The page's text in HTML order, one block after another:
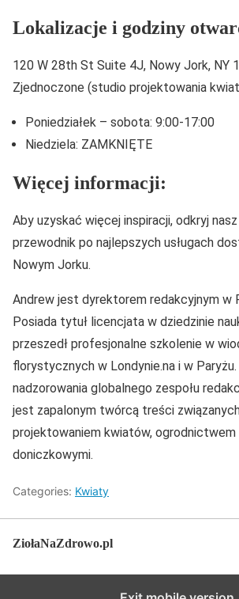
Lokalizacje i godziny
120 W 28th St Suite 4J, Nowy Jork, NY
Zjednoczone (studio projektowania
Poniedziałek – sobota: 9:00-17:00
Niedziela: ZAMKNIĘTE
Więcej informacji:
Aby uzyskać więcej inspiracji, odkryj
przewodnik po najlepszych usługach
Nowym Jorku.
Andrew jest dyrektorem redakcyjnym w
Posiada tytuł licencjata w dziedzinie
przeszedł profesjonalne szkolenie w
florystycznych w Londynie.na i w
nadzorowania globalnego zespołu
jest zapalonym twórcą treści
projektowaniem kwiatów, ogrodnictwem
doniczkowymi.
Categories: Kwiaty
ZiołaNaZdrowo.pl